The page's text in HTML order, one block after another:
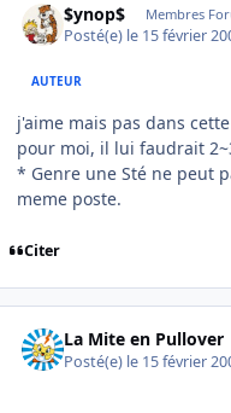
$ynop$ Membres
Posté(e) le 15 février
AUTEUR
j'aime mais pas dans
pour moi, il lui faudrait
* Genre une Sté ne peut
meme poste.
Citer
La Mite en Pullover
Posté(e) le 15 février